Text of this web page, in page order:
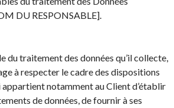
DU RESPONSABLE].
du traitement des données qu’il collecte,
à respecter le cadre des dispositions
appartient notamment au Client d’établir
de données, de fournir à ses